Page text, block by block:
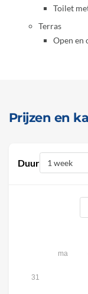
Toilet
Terras
Open en
Prijzen en
Duur
ma
31